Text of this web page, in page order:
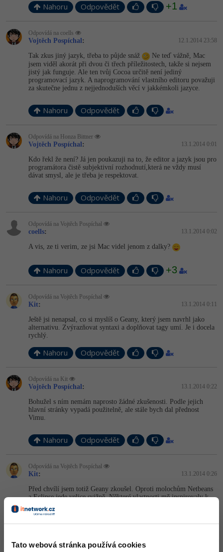
Tato webová stránka používá cookies
Nahoru Odpovědět +1
Odpovídá na coells
Vojtěch Pospíchal: 12.1.2014 23:58
Tak zkus jiný jazyk, třeba to půjde snáž
Ne teď vážně, Mac
jsem viděl akorát při dvou či třech příležitostech, takže si nejsem
jistý jak funguje. Ale ten tvůj Cocoa určitě není jediný
programovací jazyk. A naprogramování vlastního editoru považuji
za skutečne jednu z nejjednoduších věcí v jakkémkoli jazyce.
Nahoru Odpovědět
Odpovídá na Honza Bittner
Vojtěch Pospíchal: 13.1.2014 0:01
Kdo řekl že není? Já jen poukazuji na to, že editor a jazyk jsou pro
programátora čistě subjektivní rozhodnutí,která ne vždy musí
dávat smysl, ale je třeba je respektovat.
Nahoru Odpovědět
Odpovídá na Vojtěch Pospíchal
coells: 13.1.2014 0:02
A vis, ze ti verim, ze jsi Mac videl jenom z dalky?
Nahoru Odpovědět +3
Odpovídá na Vojtěch Pospíchal
Kit: 13.1.2014 0:11
Ještě jsi nenapsal, co si myslíš o Geany, který jsem navrhl jako
alternativu. Zvýrazňovat syntaxi a doplňovat tagy umí. Je i docela
rychlý.
Nahoru Odpovědět
Odpovídá na Kit
Vojtěch Pospíchal: 13.1.2014 0:22
Bohužel s ním nemám naprosto žádné zkušenosti. Podle jejich
hlavní stránky vypadá použitelně, ale stále bych dal přednost
Vimu.
Nahoru Odpovědět
Odpovídá na Vojtěch Pospíchal
Kit: 13.1.2014 0:26
Před chvílí jsem totiž Geany zkoušel. Oproti molochům Netbeans
a Eclipse jede velice svižně. Některé vlastnosti mě inspirovaly k
napsání drobných doplňků do Vimu.
Nahoru Odpovědět +1
: